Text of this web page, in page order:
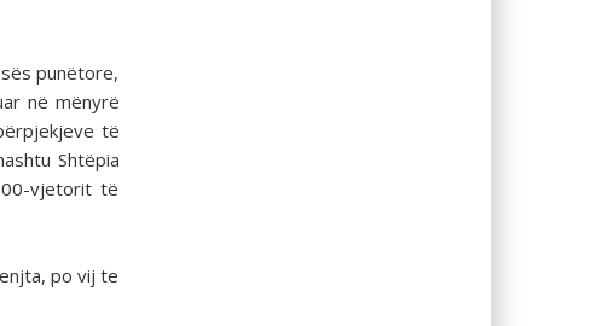
punëtore,
në mënyrë
të
Shtëpia
vjetorit të
po vij te